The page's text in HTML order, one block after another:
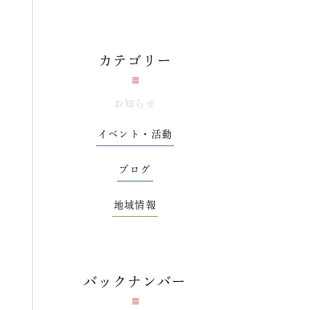
カテゴリー
お知らせ
イベント・活動
ブログ
地域情報
バックナンバー